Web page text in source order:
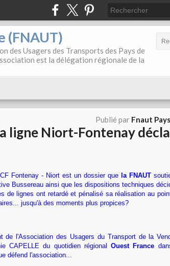
(FNAUT)
des Usagers des Transports des Pays de
est la délégation régionale de la
Publié par Fnaut
ligne Niort-Fontenay
Fontenay - Niort est un dossier que la FNAUT
Bussereau ainsi que les dispositions techniques
de lignes ont retardé et pénalisé sa réalisation au
jusqu'à des moments plus propices?
de l'Association des Usagers du Transport de la
CAPELLE du quotidien régionalOuest France
défend l'association...